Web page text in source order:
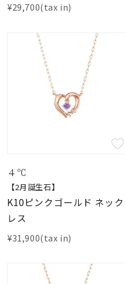
¥29,700(tax in)
４℃
【2月誕生石】
K10ピンクゴールド ネック
レス
¥31,900(tax in)